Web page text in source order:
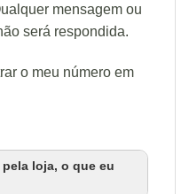
mensagem ou
será respondida.
o meu número em
loja, o que eu